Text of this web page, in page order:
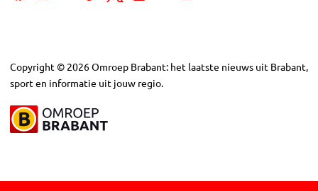
Copyright © 2026Omroep Brabant: het laatste nieuws uit Brabant,
sport en informatie uit jouw regio.